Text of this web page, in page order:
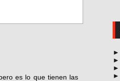
es lo que tienen las
►
►
►
►